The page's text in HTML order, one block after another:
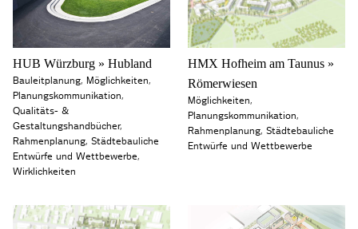
HUB Würzburg » Hubland
Bauleitplanung, Möglichkeiten,
Planungskommunikation,
Qualitäts- &
Gestaltungshandbücher,
Rahmenplanung, Städtebauliche
Entwürfe und Wettbewerbe,
Wirklichkeiten
HMX Hofheim am Taunus »
Römerwiesen
Möglichkeiten,
Planungskommunikation,
Rahmenplanung, Städtebauliche
Entwürfe und Wettbewerbe